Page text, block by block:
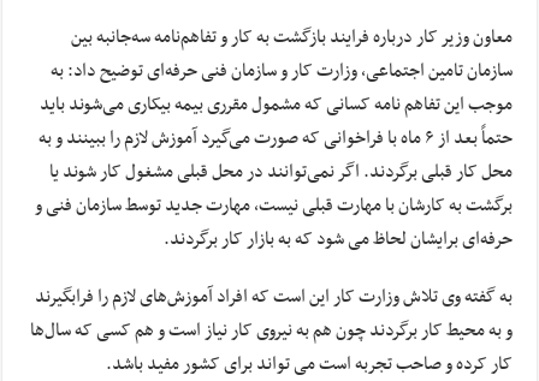
معاون وزیر کار درباره فرایند بازگشت به کار و تفاهم‌نامه سه‌جانبه بین
سازمان تامین اجتماعی، وزارت کار و سازمان فنی حرفه‌ای توضیح داد: به
موجب این تفاهم نامه کسانی که مشمول مقرری بیمه بیکاری می‌شوند باید
حتماً بعد از ۶ ماه با فراخوانی که صورت می‌گیرد آموزش لازم را ببینند و به
محل کار قبلی برگردند. اگر نمی‌توانند در محل قبلی مشغول کار شوند یا
برگشت به کارشان با مهارت قبلی نیست، مهارت جدید توسط سازمان فنی و
حرفه‌ای برایشان لحاظ می شود که به بازار کار برگردند.
به گفته وی تلاش وزارت کار این است که افراد آموزش‌های لازم را فرابگیرند
و به محیط کار برگردند چون هم به نیروی کار نیاز است و هم کسی که سال‌ها
کار کرده و صاحب تجربه است می تواند برای کشور مفید باشد.